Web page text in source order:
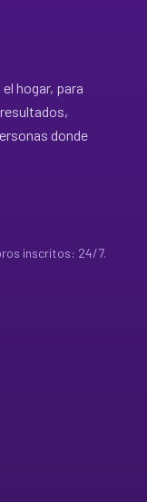
hogar, para
donde
inscritos: 24/7.